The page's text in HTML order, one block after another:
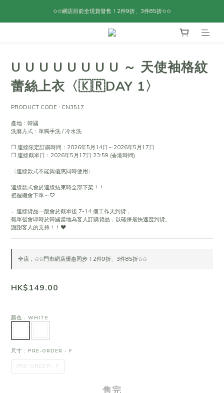
✩✩網店目前全現貨發售！2件9折、3件85折✩✩
U U U U U U U U ～ 天使袖格紋
蕾絲上衣〈🇰🇷DAY 1〉
PRODUCT CODE : CN3517
產地：韓國
洗滌方式：單獨手洗 / 冷水洗
❐ 連線限定訂購時間：2026年5月14日～2026年5月17日
❐ 連線截單日：2026年5月17日 23:59 (香港時間)
〈連線款式不能與優惠同時使用〉
連線款式會於連線結束時全部下架！！
把握機會下單～♡
﹆連線貨品一般會於截單後 7-14 個工作天到貨，
截單後會即時於韓國當地為客人訂購貨品，以確保最快速度到貨。
謝謝客人的支持！！❤
全店，✩✩門市網店優惠同步！2件9折、3件85折✩✩
HK$149.00
顏色 : WHITE
尺寸 : PRE-ORDER - F
PRE-ORDER - F
售完